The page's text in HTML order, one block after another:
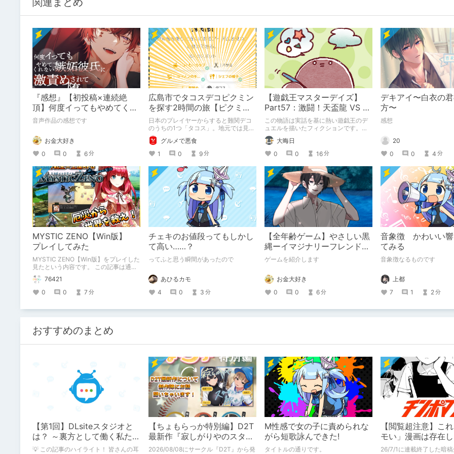
『感想』【初投稿×連続絶
頂】何度イってもやめてくれ
ない嫉妬彼氏に激責めされて
音声作品の感想です
お金大好き
0
0 6分
広島市でタコスデコピクミン
を探す2時間の旅【ピクミン
ブルーム / Pikmin Bloom】
日本のプレイヤーからすると難関デコ
のうちの1つ「タコス」。地元では見つ
けられなかった男が広島で探す旅をお
送りします。ねくすと5月のテーマ「お
出かけの記録」。
グルメで悪食
1
0 9分
【遊戯王マスターデイズ】
Part57：激闘！天盃龍 VS 千
年D【架空デュエル】
この物語は実話を基に熱い遊戯王のデ
ュエルを描いたフィクションです。
（自分用メモ：2025-05-14）
大晦日
0
0 16分
デキアイ〜白衣の
方〜
感想
20
0
0 4 分
MYSTIC ZENO【Win版】
プレイしてみた
MYSTIC ZENO【Win版】をプレイした
見たという内容です。 この記事は通常
のクリエイターズ記事です。
76421
0
0 7 分
チェキのお値段ってもしかし
て高い……？
ってふと思う瞬間があったので
あひるカモ
4
0 3 分
【全年齢ゲーム】やさしい黒
縄ーイマジナリーフレンドの
「彼」と過ごすおぼんやすみ
ゲームを紹介します
お金大好き
0
0 6分
音象徴 かわいい響
てみる
音象徴なるものです
上都
7
1 2分
おすすめのまとめ
【第1回】DLsiteスタジオと
は？ ～裏方として働く私たち
の紹介
💡 この記事のハイライト！ 皆さんの耳
【ちょもらっか特別編】D2T
最新作『寂しがりやのスター
ダストと触れあって』制作陣
2026/08/08にサークル『D2T』から発
M性感で女の子に責められな
がら短歌詠んできた!
タイトルの通りです。
【閲覧超注意】こ
モい」漫画は存在
ンポマンとかいう
26/7/1に連載終了した暗